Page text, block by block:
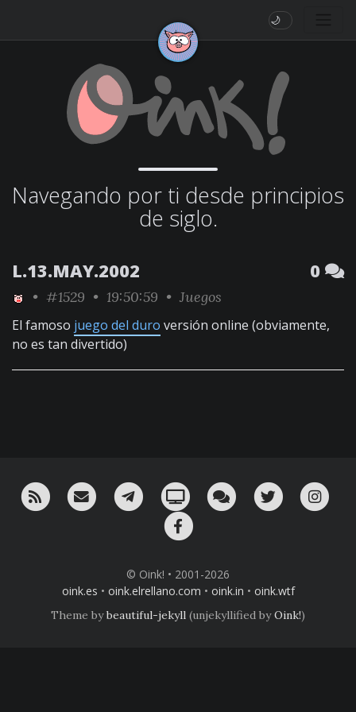
🌙
Navegando por ti desde principios
de siglo.
L.13.MAY.2002 0
• #1529 • 19:50:59 • Juegos
El famoso juego del duro versión online (obviamente,
no es tan divertido)
RSS ¡Mándame un email!¡Nuestro canal en Telegram!
Oink! TV Charla con nosotros
Twitter
© Oink! • 2001-2026
oink.es • oink.elrellano.com • oink.in • oink.wtf
Theme bybeautiful-jekyll (unjekyllified byOink!)